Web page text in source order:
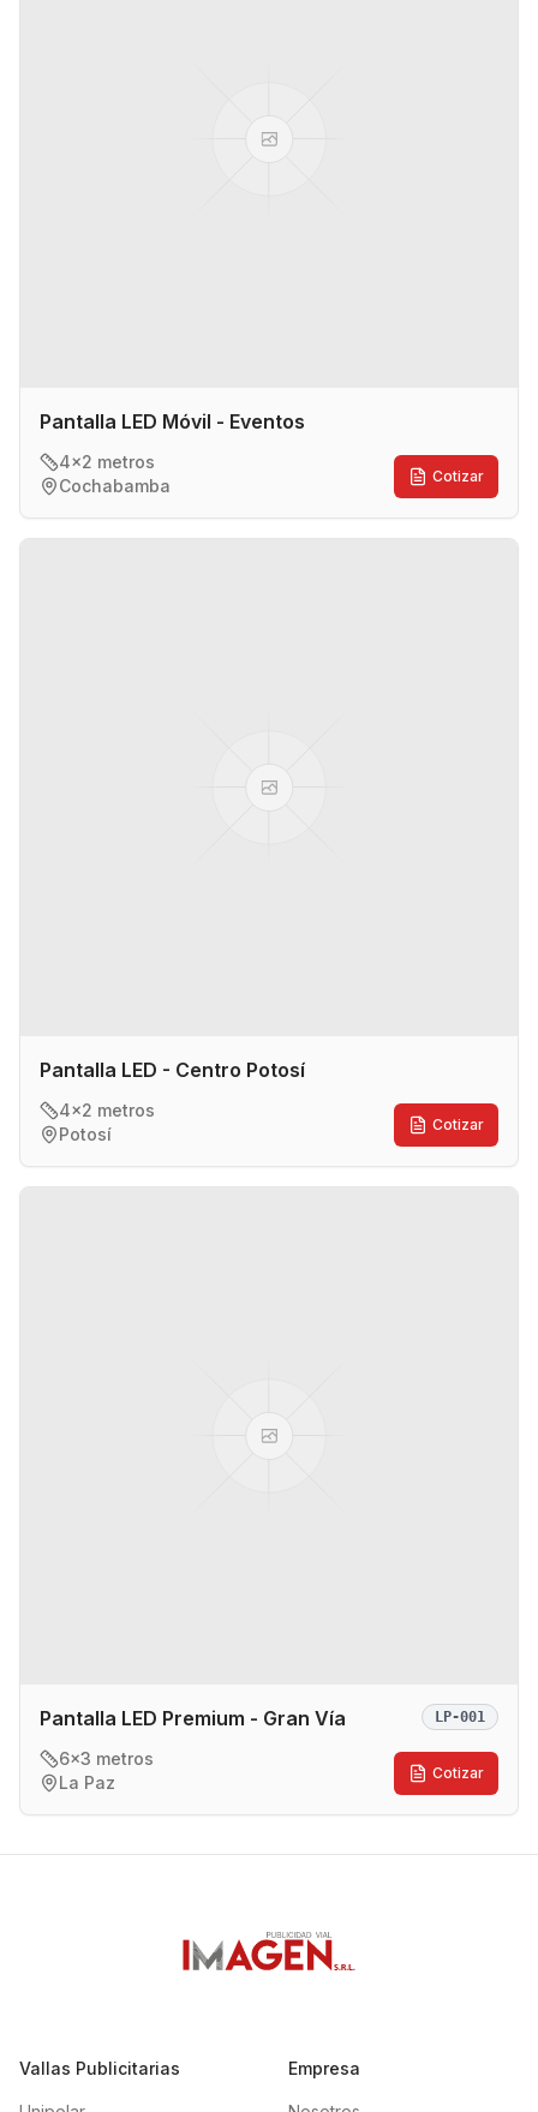
Pantalla LED Móvil - Eventos
4x2 metros
Cochabamba
Cotizar
Pantalla LED - Centro Potosí
4x2 metros
Potosí
Cotizar
Pantalla LED Premium - Gran Vía LP-001
6x3 metros
La Paz
Cotizar
Vallas Publicitarias Empresa